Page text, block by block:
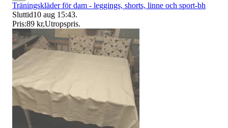
Träningskläder för dam - leggings, shorts, linne och sport-bh
Sluttid10 aug 15:43.
Pris:89 kr,Utropspris.